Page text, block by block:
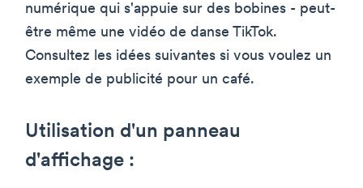
numérique qui s'appuie sur des bobines - peut-
être même une vidéo de danse TikTok.
Consultez les idées suivantes si vous voulez un
exemple de publicité pour un café.
Utilisation d'un panneau
d'affichage :